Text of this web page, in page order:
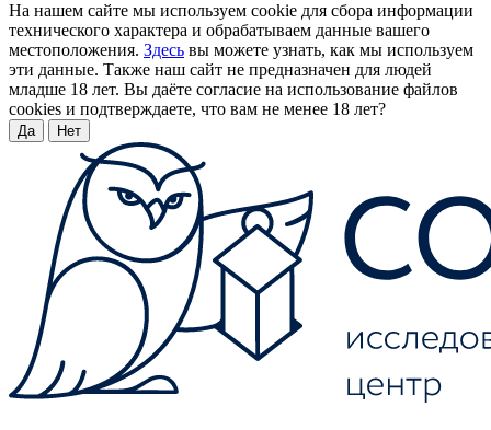
На нашем сайте мы используем cookie для сбора информации
технического характера и обрабатываем данные вашего
местоположения. Здесь вы можете узнать, как мы используем
эти данные. Также наш сайт не предназначен для людей
младше 18 лет. Вы даёте согласие на использование файлов
cookies и подтверждаете, что вам не менее 18 лет?
Да Нет